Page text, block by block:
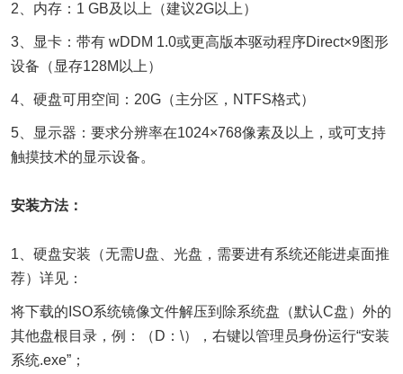
2、内存：1 GB及以上（建议2G以上）
3、显卡：带有 wDDM 1.0或更高版本驱动程序Direct×9图形
设备（显存128M以上）
4、硬盘可用空间：20G（主分区，NTFS格式）
5、显示器：要求分辨率在1024×768像素及以上，或可支持
触摸技术的显示设备。
安装方法：
1、硬盘安装（无需U盘、光盘，需要进有系统还能进桌面推
荐）详见：
将下载的ISO系统镜像文件解压到除系统盘（默认C盘）外的
其他盘根目录，例：（D：\），右键以管理员身份运行“安装
系统.exe”；